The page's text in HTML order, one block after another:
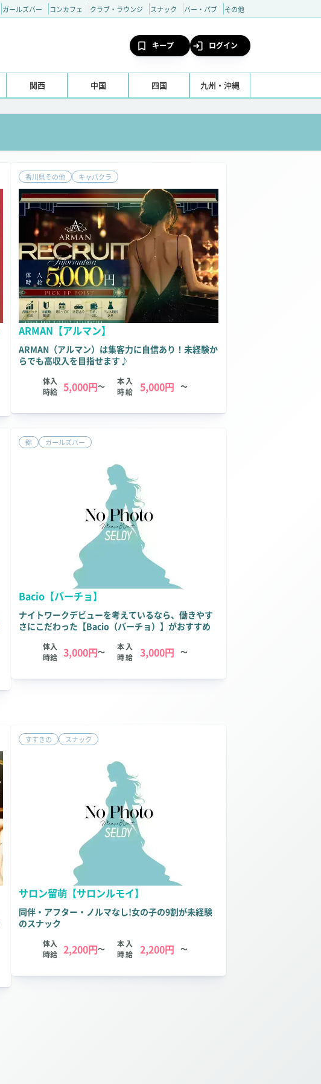
ガールズバー コンカフェ クラブ・ラウンジ スナック バー・パブ その他
キープ ログイン
関西 中国 四国 九州・沖縄
香川県その他 キャバクラ
ARMAN【アルマン】
ARMAN（アルマン）は集客力に自信あり！未経験か
らでも高収入を目指せます♪
体入
時給
5,000円～
本入
時給
5,000円 ～
錦 ガールズバー
Bacio【バーチョ】
ナイトワークデビューを考えているなら、働きやす
さにこだわった【Bacio（バーチョ）】がおすすめ
体入
時給
3,000円～
本入
時給
3,000円 ～
すすきの スナック
サロン留萌【サロンルモイ】
同伴・アフター・ノルマなし!女の子の9割が未経験
のスナック
体入
時給
2,200円～
本入
時給
2,200円 ～